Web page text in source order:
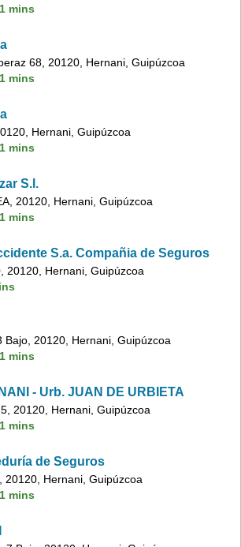
mins
68, 20120, Hernani, Guipúzcoa
mins
Hernani, Guipúzcoa
mins
S.l.
20120, Hernani, Guipúzcoa
mins
S.a. Compañia de Seguros
20120, Hernani, Guipúzcoa
Bajo, 20120, Hernani, Guipúzcoa
mins
- Urb. JUAN DE URBIETA
20120, Hernani, Guipúzcoa
mins
de Seguros
20120, Hernani, Guipúzcoa
mins